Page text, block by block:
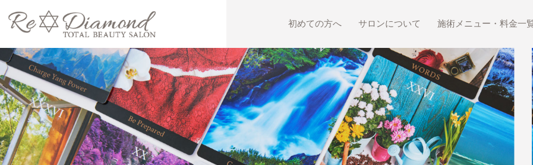
初めての方へ サロンについて 施術メニュー・料金一